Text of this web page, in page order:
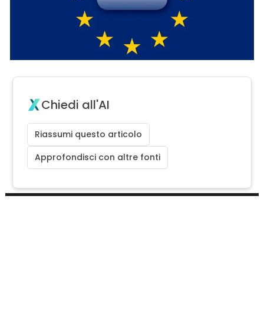
Chiedi all'AI
Riassumi questo articolo
Approfondisci con altre fonti